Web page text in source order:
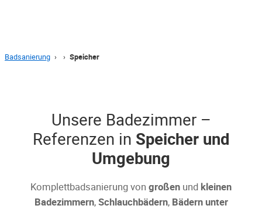
Badsanierung › › Speicher
Unsere Badezimmer –
Referenzen in Speicher und
Umgebung
Komplettbadsanierung von großen und kleinen
Badezimmern,Schlauchbädern, Bädern unter